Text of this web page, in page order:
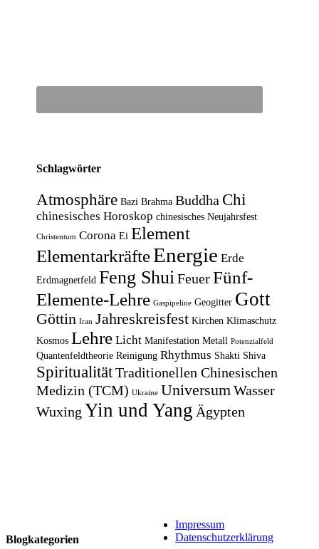
Schlagwörter
Atmosphäre Bazi Brahma Buddha Chi
chinesisches Horoskop chinesisches Neujahrsfest
Christentum Corona Ei Element
ElementarkräfteEnergie Erde
Erdmagnetfeld Feng Shui Feuer Fünf-
Elemente-Lehre Gaspipeline Geogitter Gott
Göttin Iran Jahreskreisfest Kirchen Klimaschutz
Kosmos Lehre Licht Manifestation Metall Potenzialfeld
Quantenfeldtheorie Reinigung Rhythmus Shakti Shiva
Spiritualität Traditionellen Chinesischen
Medizin (TCM) Ukraine Universum Wasser
Wuxing Yin und Yang Ägypten
Blogkategorien
Impressum
Datenschutzerklärung